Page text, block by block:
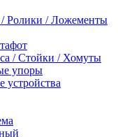
Ролики / Ложементы
/ Стойки / Хомуты
упоры
устройства